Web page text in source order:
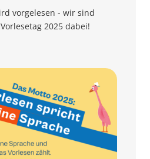
vorgelesen - wir sind
2025 dabei!